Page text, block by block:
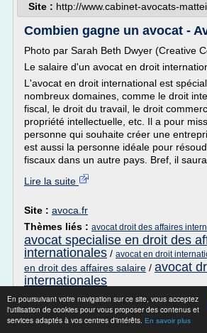
En poursuivant votre navigation sur ce site, vous acceptez
l'utilisation de cookies pour vous proposer des contenus et
services adaptés à vos centres d'intérêts. En savoir plus
Site : http://www.cabinet-avocats-
Combien gagne un avocat -
Photo par Sarah Beth Dwyer (Creative
Le salaire d'un avocat en droit
L'avocat en droit international est
nombreux domaines, comme le droit
fiscal, le droit du travail, le droit
propriété intellectuelle, etc. Il a pour
personne qui souhaite créer une
est aussi la personne idéale pour
fiscaux dans un autre pays. Bref, il
Lire la suite
Site : avoca.fr
Thèmes liés : avocat droit des affaires
avocat specialise en droit des
internationales / avocat en droit
en droit des affaires salaire / avocat
internationales
Droit pénal général & droit
affaires - Paris 8e